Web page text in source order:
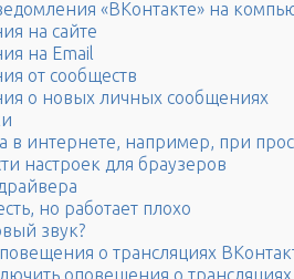
«ВКонтакте» на
на сайте
на Email
от сообществ
о новых личных сообщениях
в интернете, например, при
настроек для браузеров
но работает плохо
звук?
о трансляциях
оповещения о